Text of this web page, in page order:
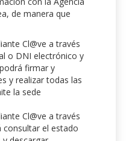
de manera que
Cl@ve a través
o DNI electrónico y
firmar y
y realizar todas las
la sede
Cl@ve a través
consultar el estado